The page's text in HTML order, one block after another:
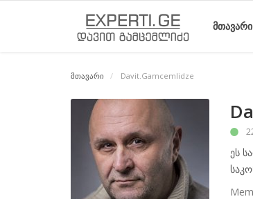
ᲛᲗᲐᲕᲐᲠᲘ
მთავარი Davit.Gamcemlidze
ეს